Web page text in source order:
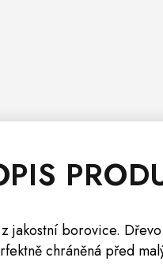
jakostní borovice.
chráněná před